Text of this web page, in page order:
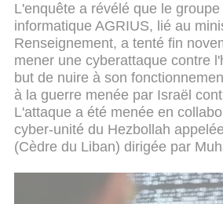
L'enquête a révélé que le
informatique AGRIUS, lié au
Renseignement, a tenté fin
mener une cyberattaque contre
but de nuire à son
à la guerre menée par Israël
L'attaque a été menée en
cyber-unité du Hezbollah
(Cèdre du Liban) dirigée par